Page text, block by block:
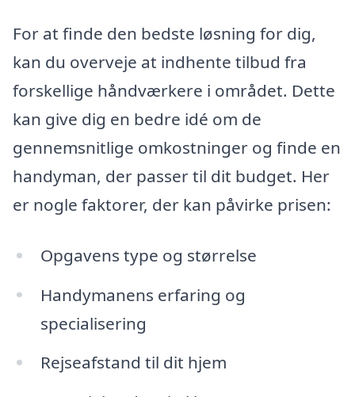
For at finde den bedste løsning for dig,
kan du overveje at indhente tilbud fra
forskellige håndværkere i området. Dette
kan give dig en bedre idé om de
gennemsnitlige omkostninger og finde en
handyman, der passer til dit budget. Her
er nogle faktorer, der kan påvirke prisen:
Opgavens type og størrelse
Handymanens erfaring og
specialisering
Rejseafstand til dit hjem